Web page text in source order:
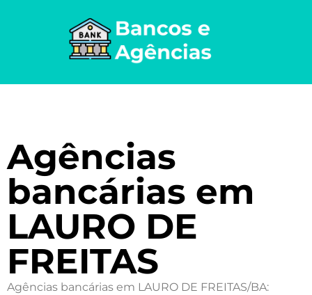
Agências
bancárias em
LAURO DE
FREITAS
Agências bancárias em LAURO DE FREITAS/BA: